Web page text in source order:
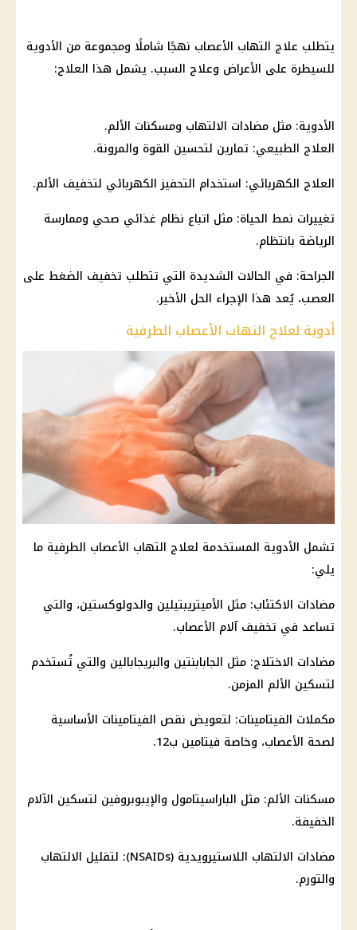
يتطلب علاج التهاب الأعصاب نهجًا شاملًا ومجموعة من الأدوية
للسيطرة على الأعراض وعلاج السبب. يشمل هذا العلاج:
الأدوية: مثل مضادات الالتهاب ومسكنات الألم.
العلاج الطبيعي: تمارين لتحسين القوة والمرونة.
العلاج الكهربائي: استخدام التحفيز الكهربائي لتخفيف الألم.
تغييرات نمط الحياة: مثل اتباع نظام غذائي صحي وممارسة
الرياضة بانتظام.
الجراحة: في الحالات الشديدة التي تتطلب تخفيف الضغط على
العصب، يُعد هذا الإجراء الحل الأخير.
أدوية لعلاج التهاب الأعصاب الطرفية
تشمل الأدوية المستخدمة لعلاج التهاب الأعصاب الطرفية ما
يلي:
مضادات الاكتئاب: مثل الأميتريبتيلين والدولوكستين، والتي
تساعد في تخفيف آلام الأعصاب.
مضادات الاختلاج: مثل الجابابنتين والبريجابالين والتي تُستخدم
لتسكين الألم المزمن.
مكملات الفيتامينات: لتعويض نقص الفيتامينات الأساسية
لصحة الأعصاب، وخاصة فيتامين ب12.
مسكنات الألم: مثل الباراسيتامول والإيبوبروفين لتسكين الآلام
الخفيفة.
مضادات الالتهاب اللاستيرويدية (NSAIDs): لتقليل الالتهاب
والتورم.